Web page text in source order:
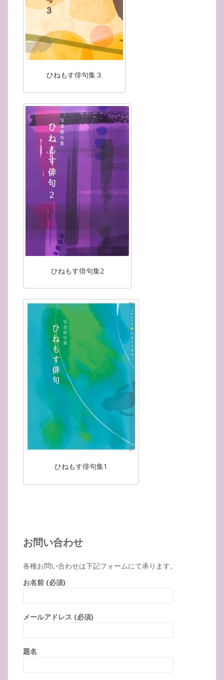
ひねもす俳句集３
ひねもす俳句集2
ひねもす俳句集1
お問い合わせ
各種お問い合わせは下記フォームにて承ります。
お名前 (必須)
メールアドレス (必須)
題名